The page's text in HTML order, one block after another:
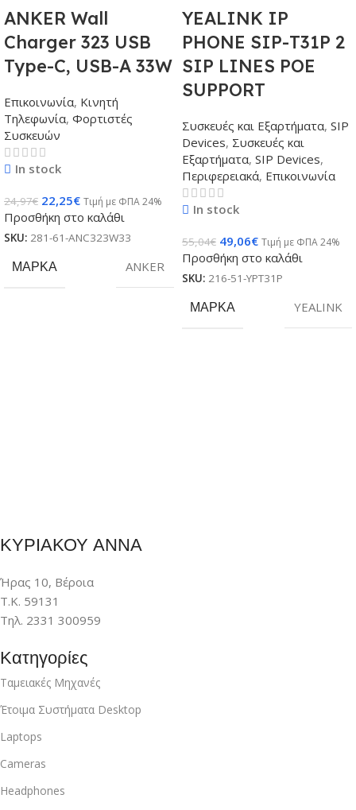
ANKER Wall
Charger 323 USB
Type-C, USB-A 33W
Επικοινωνία, Κινητή
Τηλεφωνία, Φορτιστές
Συσκευών
In stock
24,97€ 22,25€ Τιμή με ΦΠΑ 24%
Προσθήκη στο καλάθι
SKU: 281-61-ANC323W33
ΜΆΡΚΑ ANKER
YEALINK IP
PHONE SIP-T31P 2
SIP LINES POE
SUPPORT
Συσκευές και Εξαρτήματα, SIP
Devices, Συσκευές και
Εξαρτήματα, SIP Devices,
Περιφερειακά, Επικοινωνία
In stock
55,04€ 49,06€ Τιμή με ΦΠΑ 24%
Προσθήκη στο καλάθι
SKU: 216-51-YPT31P
ΜΆΡΚΑ YEALINK
ΚΥΡΙΑΚΟΥ ΑΝΝΑ
Ήρας 10, Βέροια
Τ.Κ. 59131
Τηλ. 2331 300959
Κατηγορίες
Ταμειακές Μηχανές
Έτοιμα Συστήματα Desktop
Laptops
Cameras
Headphones